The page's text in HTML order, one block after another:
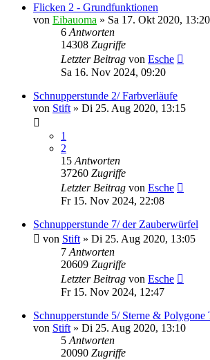
Flicken 2 - Grundfunktionen
von Eibauoma » Sa 17. Okt 2020, 13:20
6 Antworten
14308 Zugriffe
Letzter Beitrag von Esche
Sa 16. Nov 2024, 09:20
Schnupperstunde 2/ Farbverläufe
von Stift » Di 25. Aug 2020, 13:15
1
2
15 Antworten
37260 Zugriffe
Letzter Beitrag von Esche
Fr 15. Nov 2024, 22:08
Schnupperstunde 7/ der Zauberwürfel
von Stift » Di 25. Aug 2020, 13:05
7 Antworten
20609 Zugriffe
Letzter Beitrag von Esche
Fr 15. Nov 2024, 12:47
Schnupperstunde 5/ Sterne & Polygone
von Stift » Di 25. Aug 2020, 13:10
5 Antworten
20090 Zugriffe